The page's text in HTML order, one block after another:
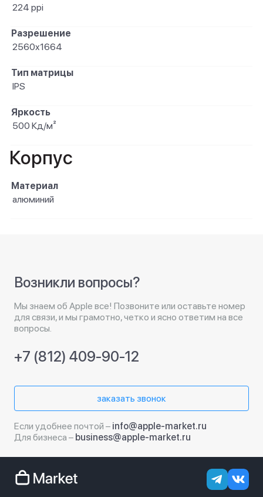
224 ppi
Разрешение
2560x1664
Тип матрицы
IPS
Яркость
500 Кд/м²
Корпус
Материал
алюминий
Возникли вопросы?
Мы знаем об Apple все! Позвоните или оставьте номер
для связи, и мы грамотно, четко и ясно ответим на все
вопросы.
+7 (812) 409-90-12
заказать звонок
Если удобнее почтой – info@apple-market.ru
Для бизнеса – business@apple-market.ru